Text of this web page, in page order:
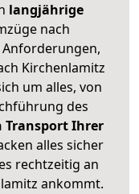
langjährige
nach
Kirchenlamitz
um alles, von
des
Transport Ihrer
alles sicher
rechtzeitig an
ankommt.